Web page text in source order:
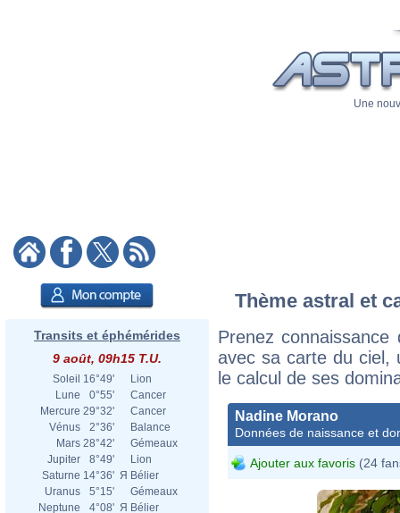
Une
Transits et éphémérides
9 août, 09h15 T.U.
Soleil 16°49'
Lion
Lune
0°55'
Cancer
Mercure 29°32'
Cancer
Vénus
2°36'
Balance
Mars 28°42'
Gémeaux
Jupiter
8°49'
Lion
Saturne 14°36' Я Bélier
Uranus
5°15'
Gémeaux
Neptune
4°08' Я Bélier
Thème astral et
Prenez
avec sa carte du ciel,
le calcul de ses
Nadine Morano
Données de naissance et
Ajouter aux favoris (24